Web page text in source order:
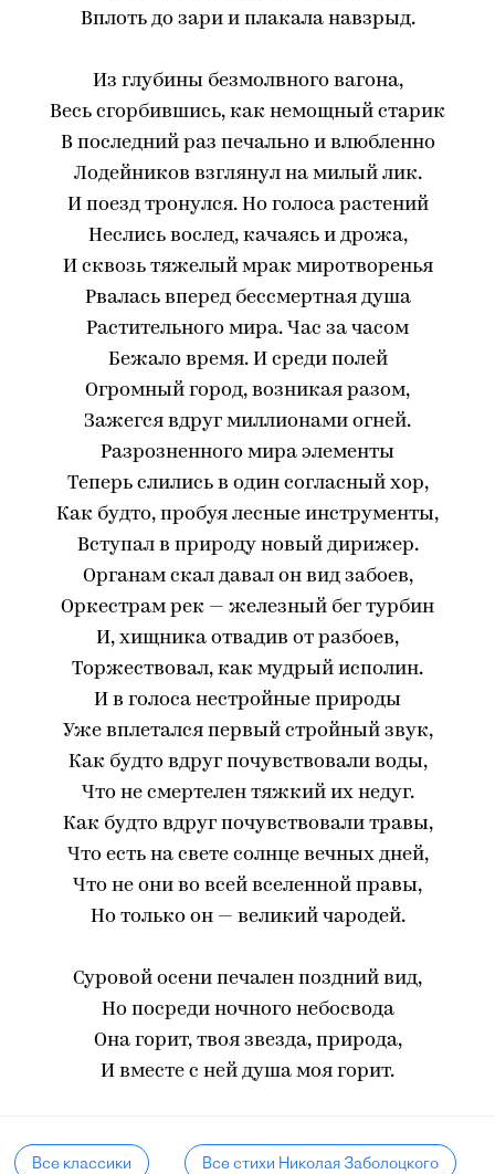
Вплоть до зари и плакала навзрыд.
Из глубины безмолвного вагона,
Весь сгорбившись, как немощный старик
В последний раз печально и влюбленно
Лодейников взглянул на милый лик.
И поезд тронулся. Но голоса растений
Неслись вослед, качаясь и дрожа,
И сквозь тяжелый мрак миротворенья
Рвалась вперед бессмертная душа
Растительного мира. Час за часом
Бежало время. И среди полей
Огромный город, возникая разом,
Зажегся вдруг миллионами огней.
Разрозненного мира элементы
Теперь слились в один согласный хор,
Как будто, пробуя лесные инструменты,
Вступал в природу новый дирижер.
Органам скал давал он вид забоев,
Оркестрам рек — железный бег турбин
И, хищника отвадив от разбоев,
Торжествовал, как мудрый исполин.
И в голоса нестройные природы
Уже вплетался первый стройный звук,
Как будто вдруг почувствовали воды,
Что не смертелен тяжкий их недуг.
Как будто вдруг почувствовали травы,
Что есть на свете солнце вечных дней,
Что не они во всей вселенной правы,
Но только он — великий чародей.
Суровой осени печален поздний вид,
Но посреди ночного небосвода
Она горит, твоя звезда, природа,
И вместе с ней душа моя горит.
Все классики Все стихи Николая Заболоцкого